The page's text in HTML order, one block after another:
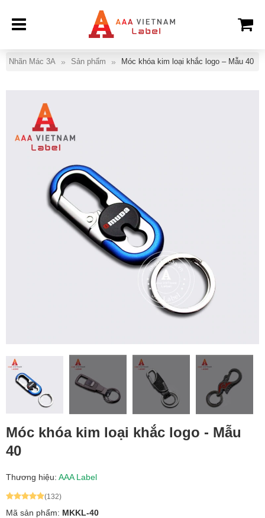
Nhãn Mác 3A Sản phẩm Móc khóa kim loại khắc logo – Mẫu 40
Móc khóa kim loại khắc logo - Mẫu
40
Thương hiệu: AAA Label
(132)
Mã sản phẩm: MKKL-40